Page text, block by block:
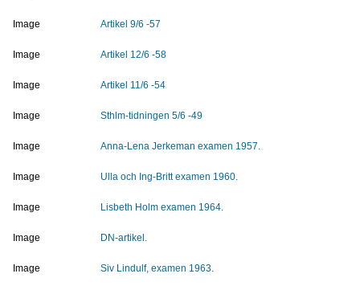
Image Artikel 9/6 -57
Image Artikel 12/6 -58
Image Artikel 11/6 -54
Image Sthlm-tidningen 5/6 -49
Image Anna-Lena Jerkeman examen 1957.
Image Ulla och Ing-Britt examen 1960.
Image Lisbeth Holm examen 1964.
Image DN-artikel.
Image Siv Lindulf, examen 1963.